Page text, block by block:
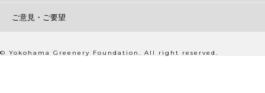
ご意見・ご要望
© Yokohama Greenery Foundation. All right reserved.